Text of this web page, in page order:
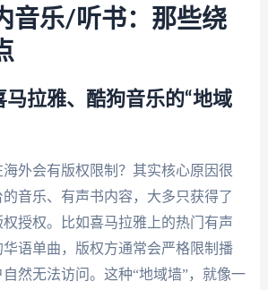
音乐/听书：那些绕
马拉雅、酷狗音乐的“地域
外会有版权限制？其实核心原因很
音乐、有声书内容，大多只获得了
授权。比如喜马拉雅上的热门有声
语单曲，版权方通常会严格限制播
然无法访问。这种“地域墙”，就像一